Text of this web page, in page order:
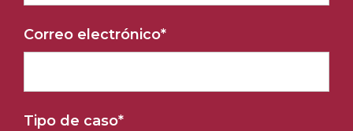
Correo electrónico*
Tipo de caso*